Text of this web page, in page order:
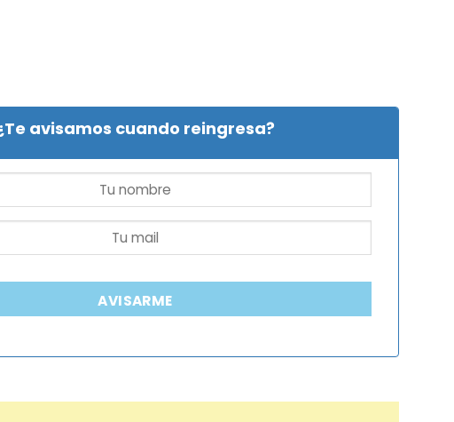
avisamos cuando reingresa?
AVISARME